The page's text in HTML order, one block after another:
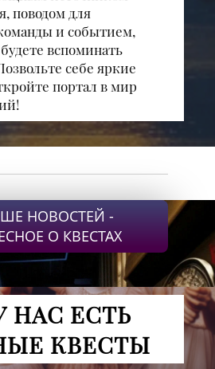
поводом для
и событием,
вспоминать
себе яркие
портал в мир
НОВОСТЕЙ -
О КВЕСТАХ
НАС ЕСТЬ
КВЕСТЫ